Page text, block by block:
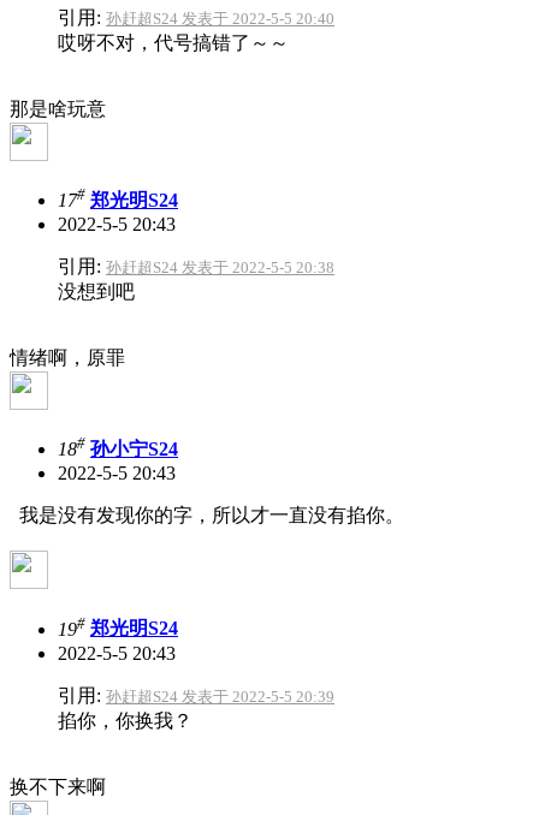
引用: 孙赶超S24 发表于 2022-5-5 20:40
哎呀不对，代号搞错了～～
那是啥玩意
17# 郑光明S24
2022-5-5 20:43
引用: 孙赶超S24 发表于 2022-5-5 20:38
没想到吧
情绪啊，原罪
18# 孙小宁S24
2022-5-5 20:43
我是没有发现你的字，所以才一直没有掐你。
19# 郑光明S24
2022-5-5 20:43
引用: 孙赶超S24 发表于 2022-5-5 20:39
掐你，你换我？
换不下来啊